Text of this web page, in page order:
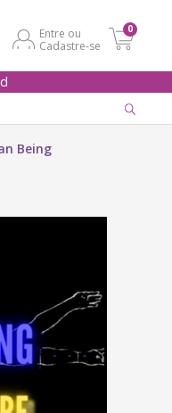
Entre ou
Cadastre-se
0
Being